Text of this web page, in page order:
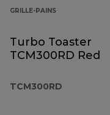
GRILLE-PAINS
Turbo Toaster
TCM300RD Red
TCM300RD